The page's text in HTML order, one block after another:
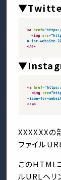
XXXXXXの
ファイル
このHTML
ルURLへリ